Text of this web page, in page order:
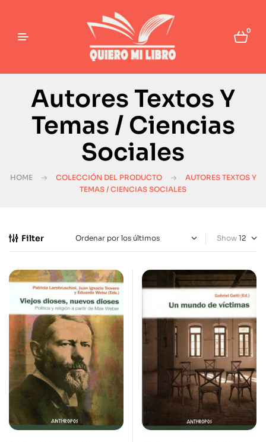
0
Autores Textos Y
Temas / Ciencias
Sociales
HOME COLECCIÓN DEL PRODUCTO
AUTORES TEXTOS Y
TEMAS / CIENCIAS SOCIALES
Filter Show